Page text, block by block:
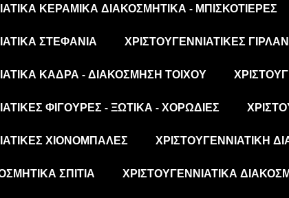
ΚΕΡΑΜΙΚΆ ΔΙΑΚΟΣΜΗΤΙΚΆ - ΜΠΙΣΚΟΤΙΈΡΕΣ
ΣΤΕΦΆΝΙΑ ΧΡΙΣΤΟΥΓΕΝΝΙΆΤΙΚΕΣ
ΚΆΔΡΑ - ΔΙΑΚΌΣΜΗΣΗ ΤΟΊΧΟΥ
ΦΙΓΟΎΡΕΣ - ΞΩΤΙΚΆ - ΧΟΡΩΔΊΕΣ
ΧΙΟΝΌΜΠΑΛΕΣ ΧΡΙΣΤΟΥΓΕΝΝΙΆΤΙΚΗ
ΣΠΊΤΙΑ ΧΡΙΣΤΟΥΓΕΝΝΙΆΤΙΚΑ